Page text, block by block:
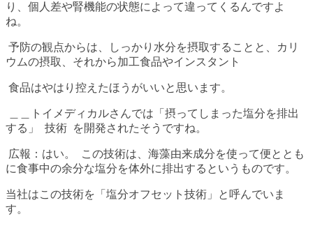
り、個人差や腎機能の状態によって違ってくるんですよ
ね。
予防の観点からは、しっかり水分を摂取することと、カリ
ウムの摂取、それから加工食品やインスタント
食品はやはり控えたほうがいいと思います。
＿＿トイメディカルさんでは「摂ってしまった塩分を排出
する」 技術 を開発されたそうですね。
広報：はい。 この技術は、海藻由来成分を使って便ととも
に食事中の余分な塩分を体外に排出するというものです。
当社はこの技術を「塩分オフセット技術」と呼んでいま
す。